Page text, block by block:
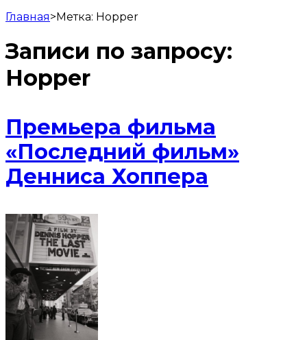
Главная>Метка: Hopper
Записи по запросу:
Hopper
Премьера фильма
«Последний фильм»
Денниса Хоппера